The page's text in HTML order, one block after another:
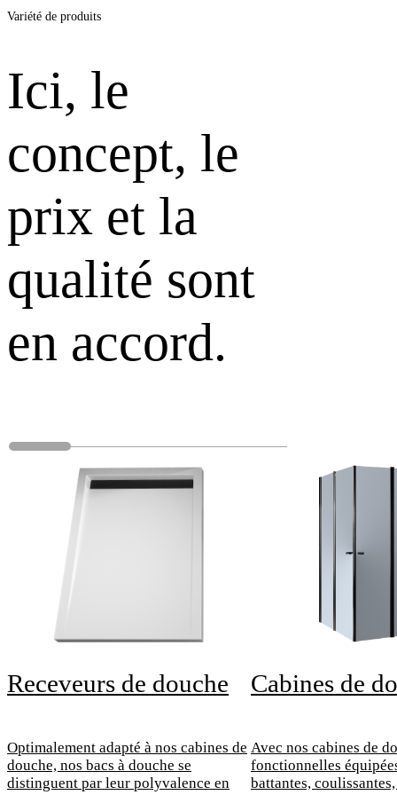
Zukunftssichere
Bäder
Variété de produits
Ici, le
concept, le
prix et la
qualité sont
en accord.
Receveurs de douche
Optimalement adapté à nos cabines de
douche, nos bacs à douche se
distinguent par leur polyvalence en
Cabines de
Avec nos cabines de
fonctionnelles
battantes,